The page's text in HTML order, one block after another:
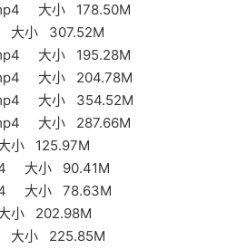
大小 178.50M
大小 307.52M
大小 195.28M
大小 204.78M
大小 354.52M
大小 287.66M
小 125.97M
大小 90.41M
大小 78.63M
小 202.98M
大小 225.85M